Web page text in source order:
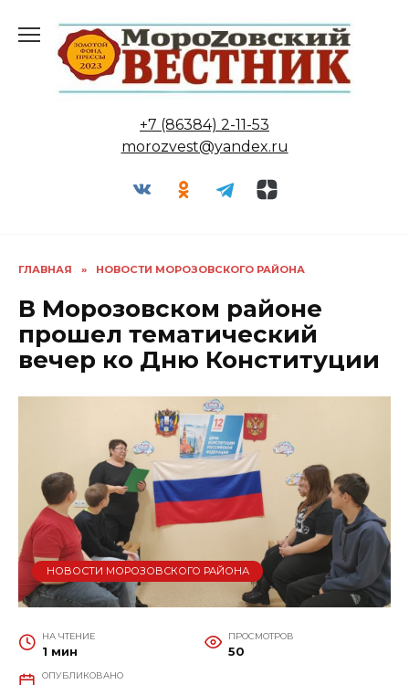
содержанию
+7 (86384) 2-11-53
morozvest@yandex.ru
ГЛАВНАЯ » НОВОСТИ МОРОЗОВСКОГО РАЙОНА
В Морозовском районе
прошел тематический
вечер ко Дню Конституции
НОВОСТИ МОРОЗОВСКОГО РАЙОНА
НА ЧТЕНИЕ
1 мин
ПРОСМОТРОВ
50
ОПУБЛИКОВАНО